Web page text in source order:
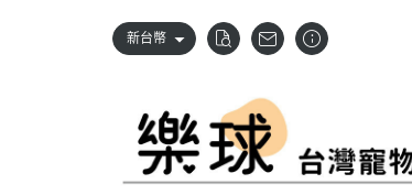
新台幣